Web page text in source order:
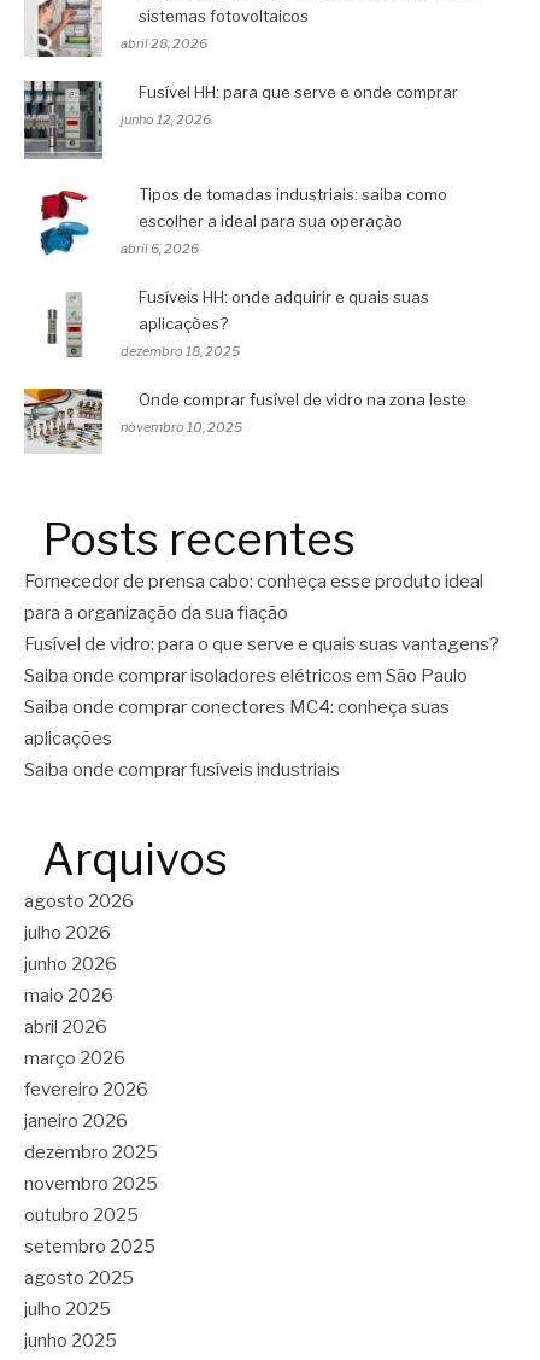
sistemas fotovoltaicos
abril 28, 2026
Fusível HH: para que serve e onde comprar
junho 12, 2026
Tipos de tomadas industriais: saiba como
escolher a ideal para sua operação
abril 6, 2026
Fusíveis HH: onde adquirir e quais suas
aplicações?
dezembro 18, 2025
Onde comprar fusível de vidro na zona leste
novembro 10, 2025
Posts recentes
Fornecedor de prensa cabo: conheça esse produto ideal
para a organização da sua fiação
Fusível de vidro: para o que serve e quais suas vantagens?
Saiba onde comprar isoladores elétricos em São Paulo
Saiba onde comprar conectores MC4: conheça suas
aplicações
Saiba onde comprar fusíveis industriais
Arquivos
agosto 2026
julho 2026
junho 2026
maio 2026
abril 2026
março 2026
fevereiro 2026
janeiro 2026
dezembro 2025
novembro 2025
outubro 2025
setembro 2025
agosto 2025
julho 2025
junho 2025